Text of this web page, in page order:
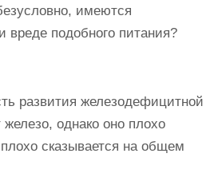
имеются
подобного питания?
развития железодефицитной
однако оно плохо
сказывается на общем